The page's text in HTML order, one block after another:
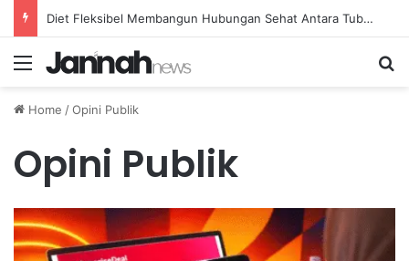
Diet Fleksibel Membangun Hubungan Sehat Antara Tubuh dan Makanan Sehari-hari
Menu
Home /Opini Publik
Opini Publik